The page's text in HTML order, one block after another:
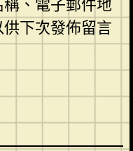
下次發佈留言